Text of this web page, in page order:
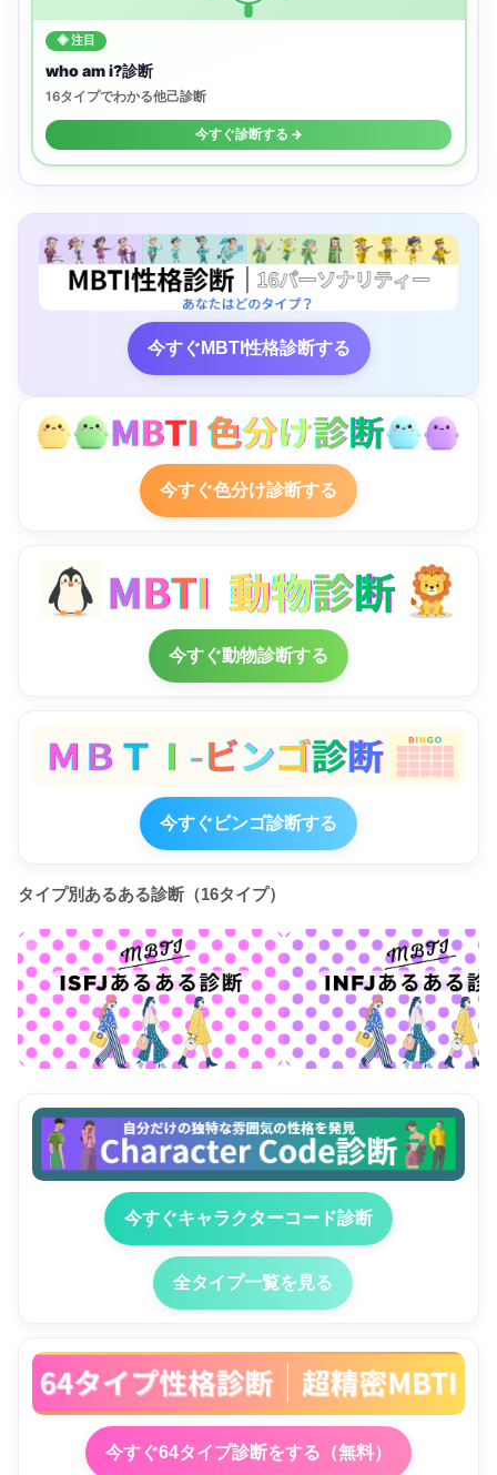
◈ 注目
who am i?診断
16タイプでわかる他己診断
今すぐ診断する →
今すぐMBTI性格診断する
今すぐ色分け診断する
今すぐ動物診断する
今すぐビンゴ診断する
タイプ別あるある診断（16タイプ）
今すぐキャラクターコード診断
全タイプ一覧を見る
今すぐ64タイプ診断をする（無料）